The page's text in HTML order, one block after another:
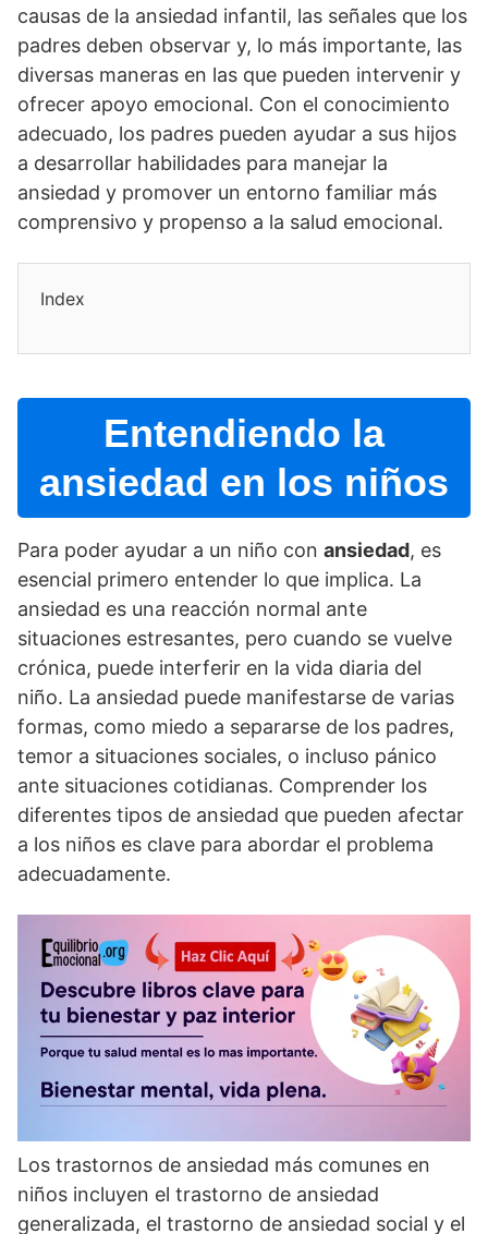
causas de la ansiedad infantil, las señales que los
padres deben observar y, lo más importante, las
diversas maneras en las que pueden intervenir y
ofrecer apoyo emocional. Con el conocimiento
adecuado, los padres pueden ayudar a sus hijos
a desarrollar habilidades para manejar la
ansiedad y promover un entorno familiar más
comprensivo y propenso a la salud emocional.
Index
Entendiendo la
ansiedad en los niños
Para poder ayudar a un niño con ansiedad, es
esencial primero entender lo que implica. La
ansiedad es una reacción normal ante
situaciones estresantes, pero cuando se vuelve
crónica, puede interferir en la vida diaria del
niño. La ansiedad puede manifestarse de varias
formas, como miedo a separarse de los padres,
temor a situaciones sociales, o incluso pánico
ante situaciones cotidianas. Comprender los
diferentes tipos de ansiedad que pueden afectar
a los niños es clave para abordar el problema
adecuadamente.
Los trastornos de ansiedad más comunes en
niños incluyen el trastorno de ansiedad
generalizada, el trastorno de ansiedad social y el